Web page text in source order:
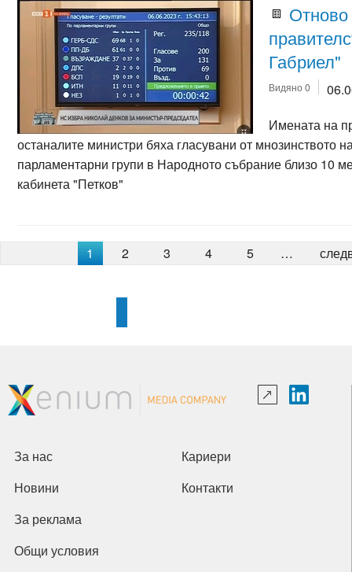
Габриел"
Видяно 0
Имената на
останалите министри бяха гласувани от мнозинството
парламентарни групи в Народното събрание близо 10
кабинета "Петков"
1 2 3 4 5 …
За нас Кариери
Новини Контакти
За реклама
Общи условия